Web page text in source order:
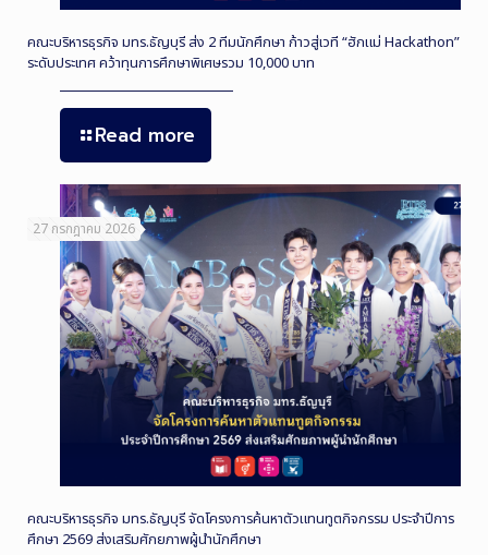
คณะบริหารธุรกิจ มทร.ธัญบุรี ส่ง 2 ทีมนักศึกษา ก้าวสู่เวที “ฮักแม่ Hackathon”
ระดับประเทศ คว้าทุนการศึกษาพิเศษรวม 10,000 บาท
Read more
27 กรกฎาคม 2026
คณะบริหารธุรกิจ มทร.ธัญบุรี จัดโครงการค้นหาตัวแทนทูตกิจกรรม ประจำปีการ
ศึกษา 2569 ส่งเสริมศักยภาพผู้นำนักศึกษา